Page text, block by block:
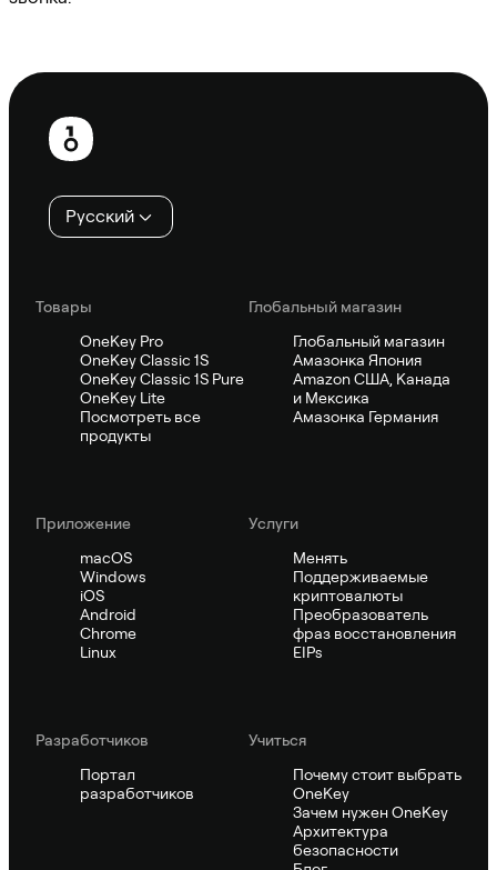
Нижний
колонтитул
Русский
Товары
OneKey Pro
OneKey Classic 1S
OneKey Classic 1S Pure
OneKey Lite
Посмотреть все
продукты
Глобальный магазин
Глобальный магазин
Амазонка Япония
Amazon США, Канада
и Мексика
Амазонка Германия
Приложение
macOS
Windows
iOS
Android
Chrome
Linux
Услуги
Менять
Поддерживаемые
криптовалюты
Преобразователь
фраз восстановления
EIPs
Pазработчиков
Портал
разработчиков
Учиться
Почему стоит выбрать
OneKey
Зачем нужен OneKey
Архитектура
безопасности